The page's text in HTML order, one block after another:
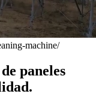
machine/
paneles